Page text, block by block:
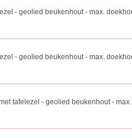
- geolied beukenhout - max.
- geolied beukenhout - max.
tafelezel - geolied beukenhout -